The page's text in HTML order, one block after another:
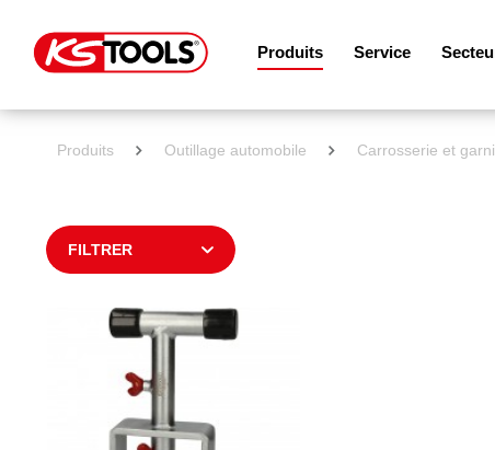
Produits Service
Produits Outillage automobile Carrosserie et
FILTRER